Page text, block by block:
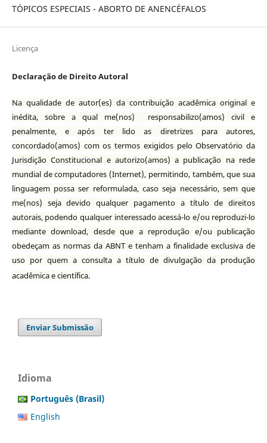
TÓPICOS ESPECIAIS - ABORTO DE ANENCÉFALOS
Licença
Declaração de Direito Autoral
Na qualidade de autor(es) da contribuição acadêmica original e
inédita, sobre a qual me(nos) responsabilizo(amos) civil e
penalmente, e após ter lido as diretrizes para autores,
concordado(amos) com os termos exigidos pelo Observatório da
Jurisdição Constitucional e autorizo(amos) a publicação na rede
mundial de computadores (Internet), permitindo, também, que sua
linguagem possa ser reformulada, caso seja necessário, sem que
me(nos) seja devido qualquer pagamento a título de direitos
autorais, podendo qualquer interessado acessá-lo e/ou reproduzi-lo
mediante download, desde que a reprodução e/ou publicação
obedeçam as normas da ABNT e tenham a finalidade exclusiva de
uso por quem a consulta a título de divulgação da produção
acadêmica e científica.
Enviar Submissão
Idioma
Português (Brasil)
English